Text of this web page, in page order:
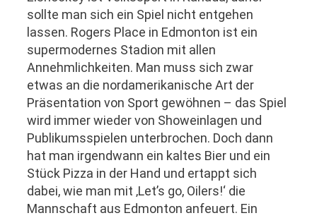
sollte man sich ein Spiel nicht entgehen
lassen. Rogers Place in Edmonton ist ein
supermodernes Stadion mit allen
Annehmlichkeiten. Man muss sich zwar
etwas an die nordamerikanische Art der
Präsentation von Sport gewöhnen – das Spiel
wird immer wieder von Showeinlagen und
Publikumsspielen unterbrochen. Doch dann
hat man irgendwann ein kaltes Bier und ein
Stück Pizza in der Hand und ertappt sich
dabei, wie man mit ‚Let’s go, Oilers!‘ die
Mannschaft aus Edmonton anfeuert. Ein